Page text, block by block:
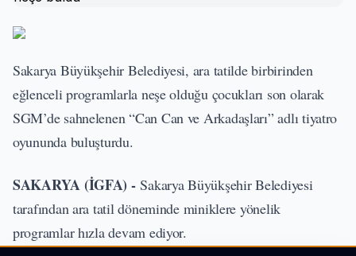
Sakarya Büyükşehir Belediyesi, ara tatilde birbirinden
eğlenceli programlarla neşe olduğu çocukları son olarak
SGM’de sahnelenen “Can Can ve Arkadaşları” adlı tiyatro
oyununda buluşturdu.
SAKARYA (İGFA) -Sakarya Büyükşehir Belediyesi
tarafından ara tatil döneminde miniklere yönelik
programlar hızla devam ediyor.